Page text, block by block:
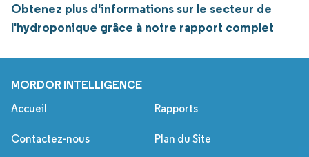
Obtenez plus d'informations sur le secteur de
l'hydroponique grâce à notre rapport complet
MORDOR INTELLIGENCE
Accueil Rapports
Contactez-nous Plan du Site